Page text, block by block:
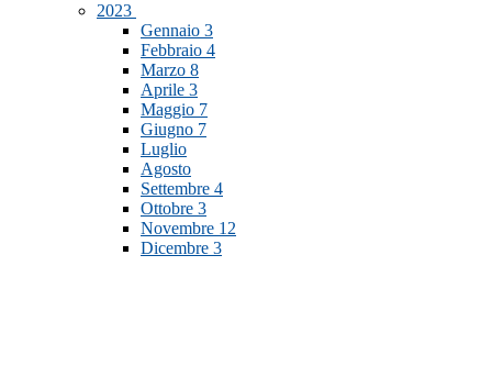
2023
Gennaio 3
Febbraio 4
Marzo 8
Aprile 3
Maggio 7
Giugno 7
Luglio
Agosto
Settembre 4
Ottobre 3
Novembre 12
Dicembre 3